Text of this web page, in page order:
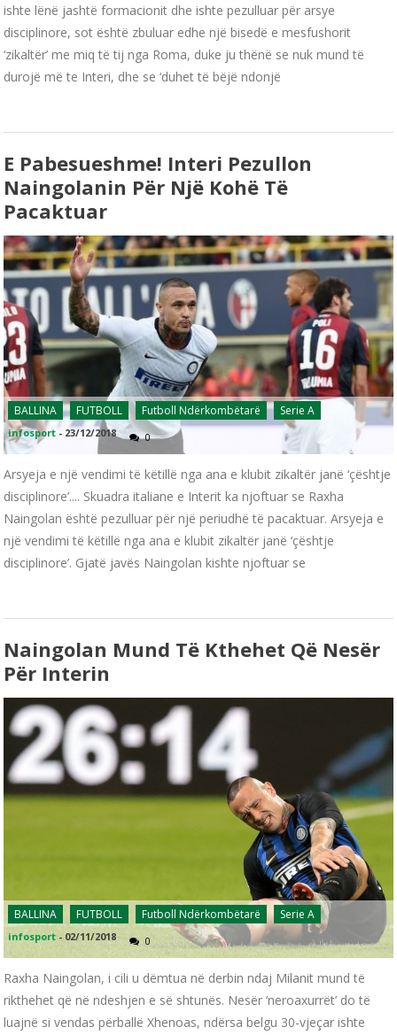
ishte lënë jashtë formacionit dhe ishte pezulluar për arsye
disciplinore, sot është zbuluar edhe një bisedë e mesfushorit
‘zikaltër’ me miq të tij nga Roma, duke ju thënë se nuk mund të
durojë më te Interi, dhe se ‘duhet të bëjë ndonjë
E Pabesueshme! Interi Pezullon
Naingolanin Për Një Kohë Të
Pacaktuar
BALLINA FUTBOLL Futboll Ndërkombëtarë Serie A
infosport - 23/12/2018 0
Arsyeja e një vendimi të këtillë nga ana e klubit zikaltër janë ‘çështje
disciplinore’.... Skuadra italiane e Interit ka njoftuar se Raxha
Naingolan është pezulluar për një periudhë të pacaktuar. Arsyeja e
një vendimi të këtillë nga ana e klubit zikaltër janë ‘çështje
disciplinore’. Gjatë javës Naingolan kishte njoftuar se
Naingolan Mund Të Kthehet Që Nesër
Për Interin
BALLINA FUTBOLL Futboll Ndërkombëtarë Serie A
infosport - 02/11/2018 0
Raxha Naingolan, i cili u dëmtua në derbin ndaj Milanit mund të
rikthehet që në ndeshjen e së shtunës. Nesër ‘neroaxurrët’ do të
luajnë si vendas përballë Xhenoas, ndërsa belgu 30-vjeçar ishte